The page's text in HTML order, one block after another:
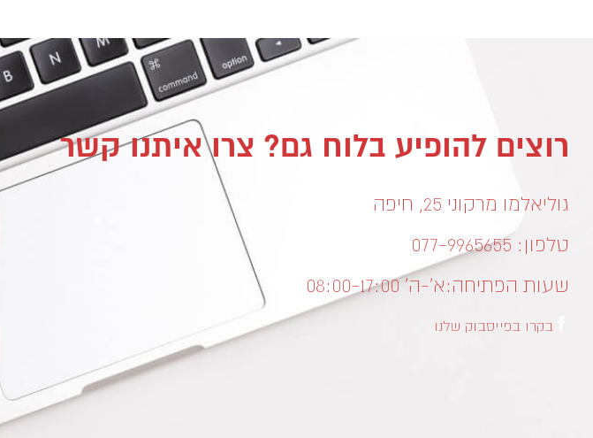
רוצים להופיע בלוח גם? צרו איתנו קשר
גוליאלמו מרקוני 25, חיפה
טלפון: 077-9965655
שעות הפתיחה:א’-ה’ 08:00-17:00
בקרו בפייסבוק שלנו